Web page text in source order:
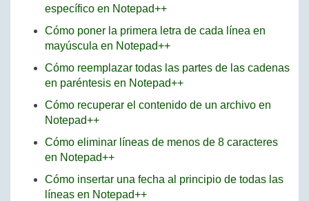
específico en Notepad++
Cómo poner la primera letra de cada línea en
mayúscula en Notepad++
Cómo reemplazar todas las partes de las cadenas
en paréntesis en Notepad++
Cómo recuperar el contenido de un archivo en
Notepad++
Cómo eliminar líneas de menos de 8 caracteres
en Notepad++
Cómo insertar una fecha al principio de todas las
líneas en Notepad++